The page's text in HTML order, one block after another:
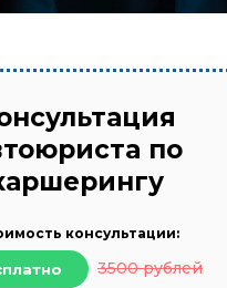
по
3500 рублей
консультации: